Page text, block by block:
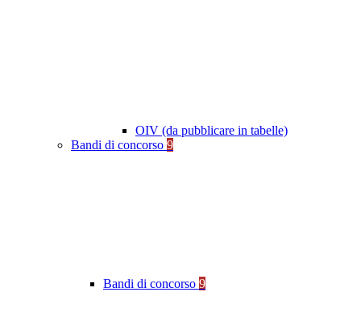
OIV (da pubblicare in tabelle)
Bandi di concorso 9
Bandi di concorso 9